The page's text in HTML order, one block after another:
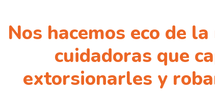
Nos hacemos eco de
cuidadoras que
extorsionarles y